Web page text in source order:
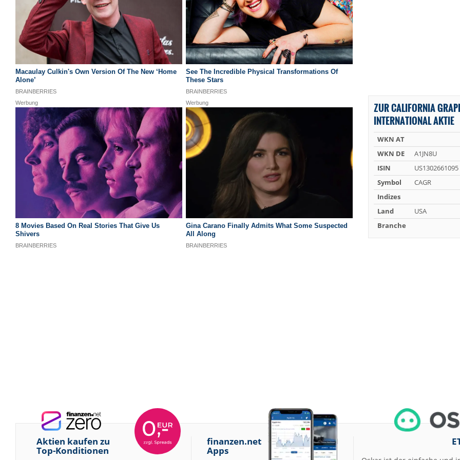
ZUR CALIFORNIA
INTERNATIONAL AKTIE
WKN AT
WKN DE
A1JN8U
ISIN
US1302661095
Symbol
CAGR
Indizes
Land
USA
Branche
Aktien kaufen zu
Top-Konditionen
finanzen.net
Apps